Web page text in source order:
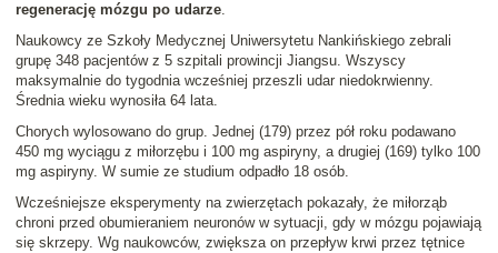
regenerację mózgu po udarze.
Naukowcy ze Szkoły Medycznej Uniwersytetu Nankińskiego zebrali
grupę 348 pacjentów z 5 szpitali prowincji Jiangsu. Wszyscy
maksymalnie do tygodnia wcześniej przeszli udar niedokrwienny.
Średnia wieku wynosiła 64 lata.
Chorych wylosowano do grup. Jednej (179) przez pół roku podawano
450 mg wyciągu z miłorzębu i 100 mg aspiryny, a drugiej (169) tylko 100
mg aspiryny. W sumie ze studium odpadło 18 osób.
Wcześniejsze eksperymenty na zwierzętach pokazały, że miłorząb
chroni przed obumieraniem neuronów w sytuacji, gdy w mózgu pojawiają
się skrzepy. Wg naukowców, zwiększa on przepływ krwi przez tętnice